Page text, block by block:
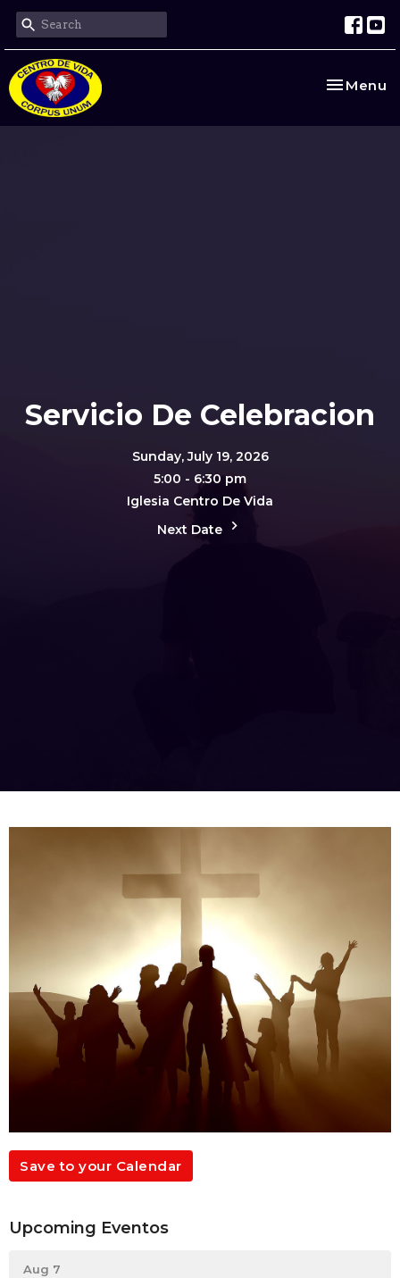
Toggle
Menu
Servicio De Celebracion
Sunday, July 19, 2026
5:00 - 6:30 pm
Iglesia Centro De Vida
Next Date
Save to your Calendar
Upcoming Eventos
Aug 7